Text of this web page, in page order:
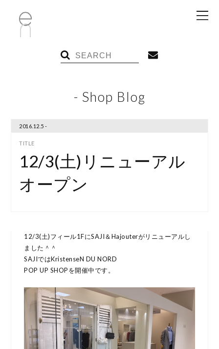
- Shop Blog
2016.12.5 -
12/3(土)リニューアル
オープン
12/3(土)フィール1FにSAJI＆Hajouterがリニューアルし
ました＾＾
SAJIではKristenseN DU NORD
POP UP SHOPを開催中です。